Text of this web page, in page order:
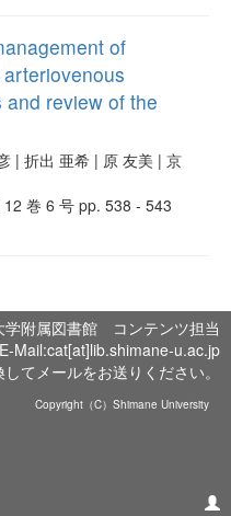
of
review of the
| 折出 亜希 | 原 友美 | 京
巻 6 号 pp. 538 - 543
学附属図書館 コンテンツ担当
E-Mail:cat[at]lib.shimane-u.ac.jp
てメールをお送りください。
Copyright（C）Shimane University